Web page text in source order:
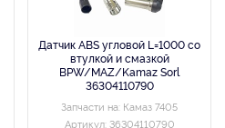
Датчик ABS угловой L=1000 со
втулкой и смазкой
BPW/MAZ/Kamaz Sorl
36304110790
Запчасти на: Камаз 7405
Артикул: 36304110790